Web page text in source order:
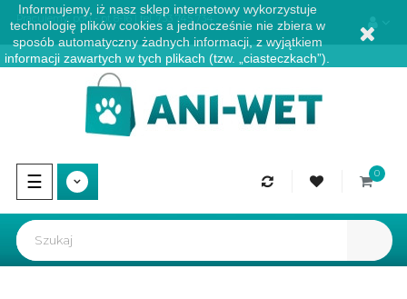
Pracujemy: pon - pt 8-16 | tel. 733 745 734
Przełącz
nawigację
☰ 0
Informujemy, iż nasz sklep internetowy wykorzystuje
technologię plików cookies a jednocześnie nie zbiera w
sposób automatyczny żadnych informacji, z wyjątkiem
informacji zawartych w tych plikach (tzw. „ciasteczkach”).